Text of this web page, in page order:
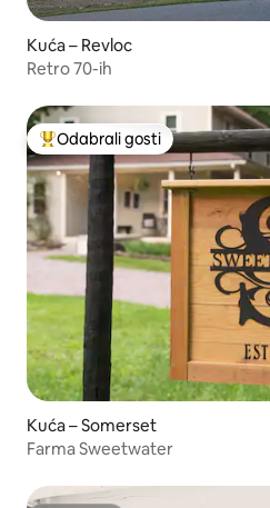
Kuća – Revloc
Retro 70-ih
Među najviše rangiranima s
Odabrali gosti
Kuća – Somerset
Farma Sweetwater